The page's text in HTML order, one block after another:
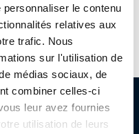
le contenu
relatives aux
trafic. Nous
sur l'utilisation de
médias sociaux, de
combiner celles-ci
leur avez fournies
utilisation de leurs